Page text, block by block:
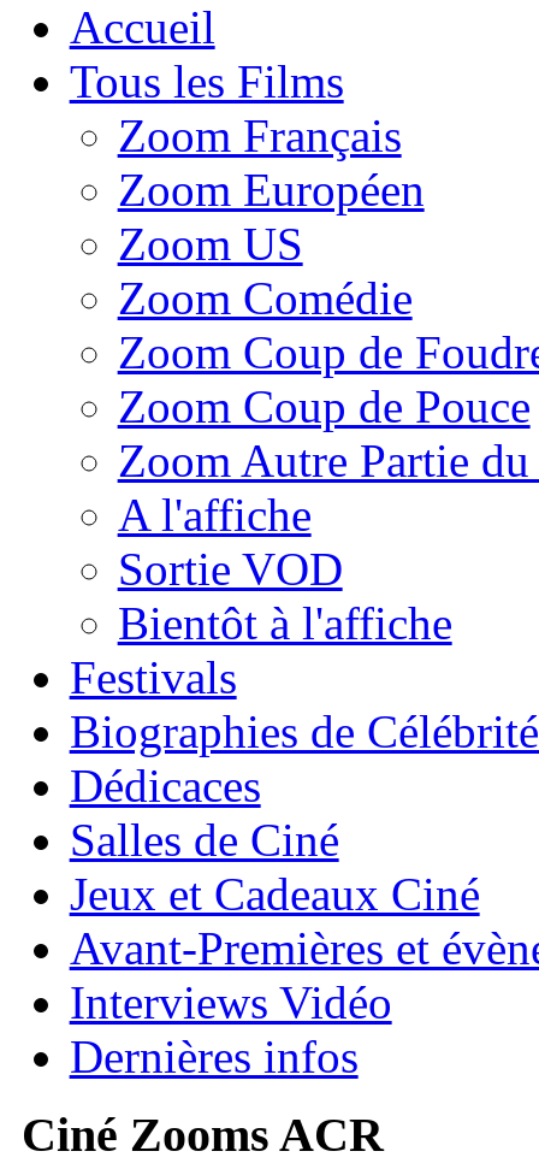
Accueil
Tous les Films
Zoom Français
Zoom Européen
Zoom US
Zoom Comédie
Zoom Coup de
Zoom Coup de Pouce
Zoom Autre Partie
A l'affiche
Sortie VOD
Bientôt à l'affiche
Festivals
Biographies de
Dédicaces
Salles de Ciné
Jeux et Cadeaux Ciné
Avant-Premières et
Interviews Vidéo
Dernières infos
Ciné Zooms ACR